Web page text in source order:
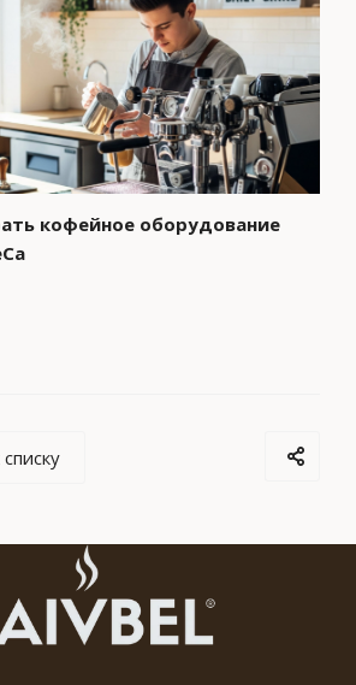
кофейное оборудование